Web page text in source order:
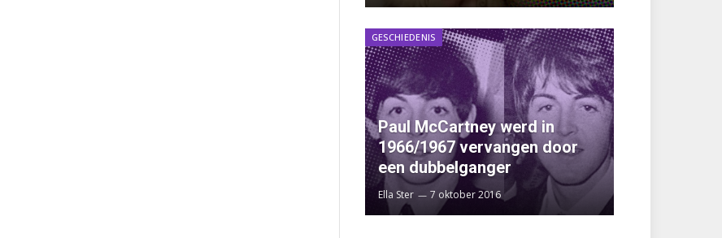
GESCHIEDENIS
Paul McCartney werd in
1966/1967 vervangen door
een dubbelganger
Ella Ster 7 oktober 2016